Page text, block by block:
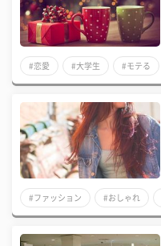
#恋愛 #大学生 #モテる
#ファッション #おしゃれ